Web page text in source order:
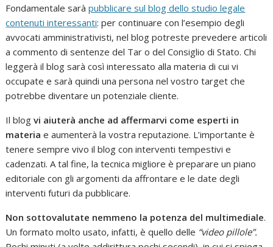
Fondamentale saràpubblicare sul blog dello studio legale
contenuti interessanti: per continuare con l’esempio degli
avvocati amministrativisti, nel blog potreste prevedere articoli
a commento di sentenze del Tar o del Consiglio di Stato. Chi
leggerà il blog sarà così interessato alla materia di cui vi
occupate e sarà quindi una persona nel vostro target che
potrebbe diventare un potenziale cliente.
Il blogvi aiuterà anche ad affermarvi come esperti in
materia e aumenterà la vostra reputazione. L’importante è
tenere sempre vivo il blog con interventi tempestivi e
cadenzati. A tal fine, la tecnica migliore è preparare un piano
editoriale con gli argomenti da affrontare e le date degli
interventi futuri da pubblicare.
Non sottovalutate nemmeno la potenza del multimediale.
Un formato molto usato, infatti, è quello delle “video pillole”.